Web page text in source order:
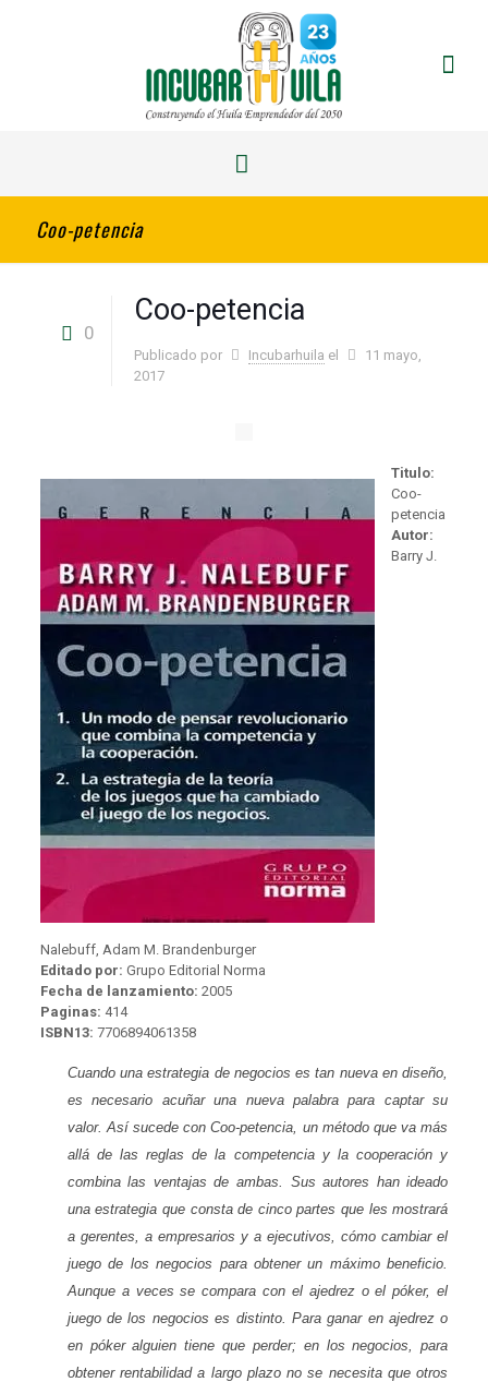
Coo-petencia
0
Coo-petencia
Publicado por Incubarhuila el
11 mayo,
2017
Titulo:
Coo-
petencia
Autor:
Barry J.
Nalebuff, Adam M. Brandenburger
Editado por: Grupo Editorial Norma
Fecha de lanzamiento: 2005
Paginas: 414
ISBN13: 7706894061358
Cuando una estrategia de negocios es tan nueva en diseño,
es necesario acuñar una nueva palabra para captar su
valor. Así sucede con Coo-petencia, un método que va más
allá de las reglas de la competencia y la cooperación y
combina las ventajas de ambas. Sus autores han ideado
una estrategia que consta de cinco partes que les mostrará
a gerentes, a empresarios y a ejecutivos, cómo cambiar el
juego de los negocios para obtener un máximo beneficio.
Aunque a veces se compara con el ajedrez o el póker, el
juego de los negocios es distinto. Para ganar en ajedrez o
en póker alguien tiene que perder; en los negocios, para
obtener rentabilidad a largo plazo no se necesita que otros